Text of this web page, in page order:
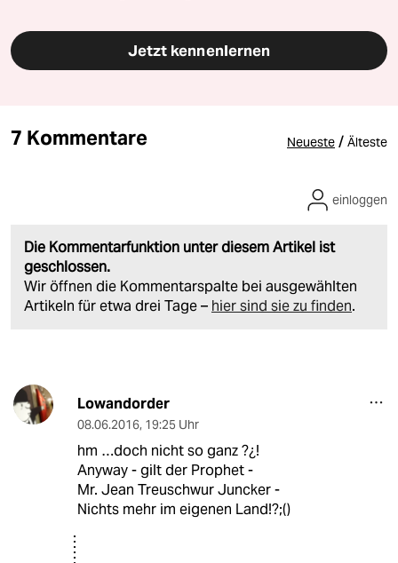
Jetzt kennenlernen
7 Kommentare Neueste / Älteste
Die Kommentarfunktion unter diesem Artikel ist
geschlossen.
Wir öffnen die Kommentarspalte bei ausgewählten
Artikeln für etwa drei Tage – hier sind sie zu finden.
einloggen
Lowandorder
08.06.2016, 19:25 Uhr
hm …doch nicht so ganz ?¿!
Anyway - gilt der Prophet -
Mr. Jean Treuschwur Juncker -
Nichts mehr im eigenen Land!?;()